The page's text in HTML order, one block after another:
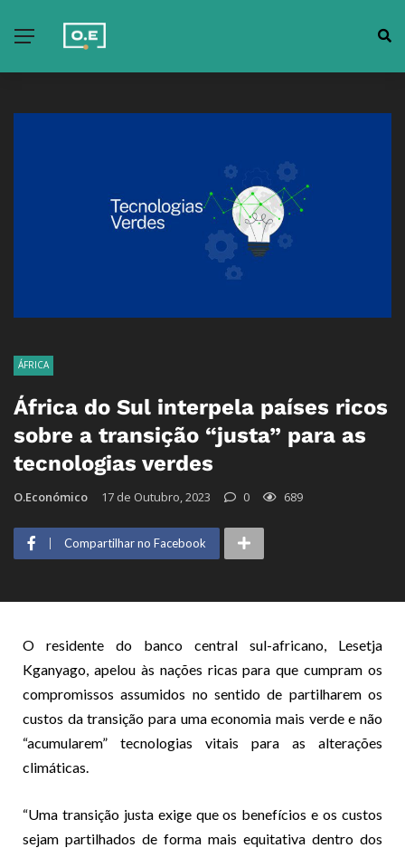
ÁFRICA
África do Sul interpela países ricos
sobre a transição “justa” para as
tecnologias verdes
O.Económico 17 de Outubro, 2023 0 689
Compartilhar no Facebook
O residente do banco central sul-africano, Lesetja
Kganyago, apelou às nações ricas para que cumpram os
compromissos assumidos no sentido de partilharem os
custos da transição para uma economia mais verde e não
“acumularem” tecnologias vitais para as alterações
climáticas.
“Uma transição justa exige que os benefícios e os custos
sejam partilhados de forma mais equitativa dentro dos